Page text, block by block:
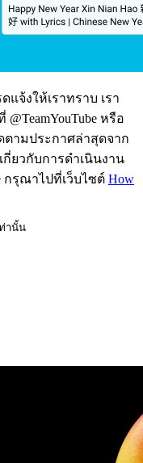
จ้งให้เราทราบ เรา
หรือ
ตามประกาศล่าสุดจาก
กี่ยวกับการดำเนินงาน
กรุณาไปที่เว็บไซต์ How
านั้น